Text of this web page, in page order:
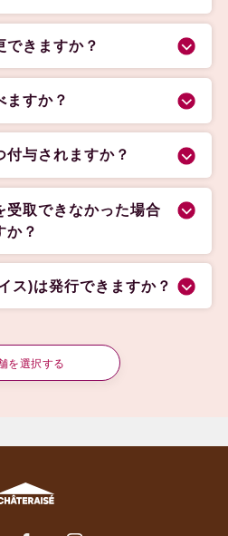
できますか？
ますか？
付与されますか？
受取できなかった場合
か？
ス)は発行できますか？
を選択する